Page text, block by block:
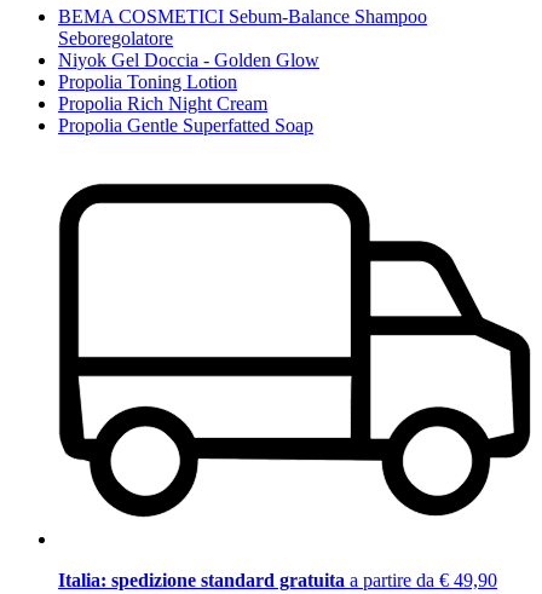
BEMA COSMETICI Sebum-Balance Shampoo
Seboregolatore
Niyok Gel Doccia - Golden Glow
Propolia Toning Lotion
Propolia Rich Night Cream
Propolia Gentle Superfatted Soap
Italia: spedizione standard gratuita a partire da € 49,90